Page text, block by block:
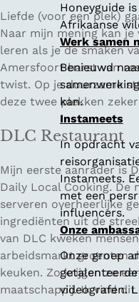
Honeyguide
Afrikaanse
Werk samen
Benieuwd
kan.
Instameets
In opdracht
Instameets.
met een
influencers.
Onze
Onze groep
videografen.
Liefde (voor een plek)
Naar mijn mening kan je
leren als je de smaken
Amersfoort barst van
twist. Op je duurzame
deze twee plekken
DLC Restaurant
Mijn eerste aanrader is
Daily Local Cooking. De
serveren overheerlijke
ingrediënten uit de
van DLC kweken
arbeidsmarkt groenten
keuken. Zo krijgen ze
maatschappij. Ik vind